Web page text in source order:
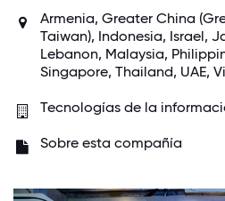
Armenia, Greater China
Taiwan), Indonesia, Israel,
Lebanon, Malaysia,
Singapore, Thailand, UAE,
Tecnologías de la
Sobre esta compañía